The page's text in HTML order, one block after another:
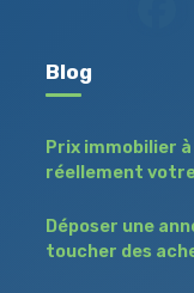
Blog
Prix immobilier
réellement
Déposer une
toucher des